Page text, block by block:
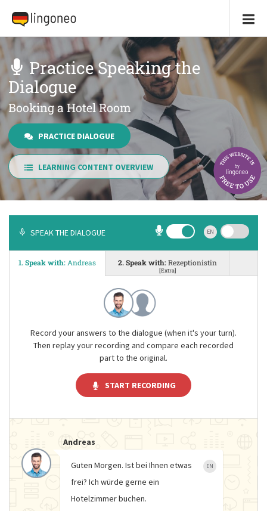
Practice Speaking the
Dialogue
Booking a Hotel Room
PRACTICE DIALOGUE
LEARNING CONTENT OVERVIEW
SPEAK THE DIALOGUE EN
1. Speak with: Andreas 2. Speak with:Rezeptionistin
[Extra]
Record your answers to the dialogue (when it's your turn).
Then replay your recording and compare each recorded
part to the original.
START RECORDING
Andreas
Guten Morgen. Ist bei Ihnen etwas
frei? Ich würde gerne ein
Hotelzimmer buchen.
EN